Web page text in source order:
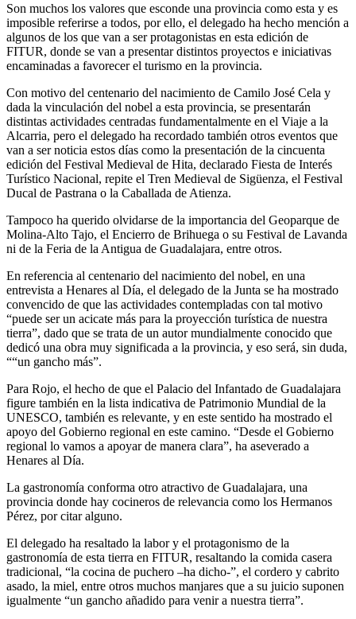
Son muchos los valores que esconde una provincia como esta y es
imposible referirse a todos, por ello, el delegado ha hecho mención a
algunos de los que van a ser protagonistas en esta edición de
FITUR, donde se van a presentar distintos proyectos e iniciativas
encaminadas a favorecer el turismo en la provincia.
Con motivo del centenario del nacimiento de Camilo José Cela y
dada la vinculación del nobel a esta provincia, se presentarán
distintas actividades centradas fundamentalmente en el Viaje a la
Alcarria, pero el delegado ha recordado también otros eventos que
van a ser noticia estos días como la presentación de la cincuenta
edición del Festival Medieval de Hita, declarado Fiesta de Interés
Turístico Nacional, repite el Tren Medieval de Sigüenza, el Festival
Ducal de Pastrana o la Caballada de Atienza.
Tampoco ha querido olvidarse de la importancia del Geoparque de
Molina-Alto Tajo, el Encierro de Brihuega o su Festival de Lavanda
ni de la Feria de la Antigua de Guadalajara, entre otros.
En referencia al centenario del nacimiento del nobel, en una
entrevista a Henares al Día, el delegado de la Junta se ha mostrado
convencido de que las actividades contempladas con tal motivo
“puede ser un acicate más para la proyección turística de nuestra
tierra”, dado que se trata de un autor mundialmente conocido que
dedicó una obra muy significada a la provincia, y eso será, sin duda,
““un gancho más”.
Para Rojo, el hecho de que el Palacio del Infantado de Guadalajara
figure también en la lista indicativa de Patrimonio Mundial de la
UNESCO, también es relevante, y en este sentido ha mostrado el
apoyo del Gobierno regional en este camino. “Desde el Gobierno
regional lo vamos a apoyar de manera clara”, ha aseverado a
Henares al Día.
La gastronomía conforma otro atractivo de Guadalajara, una
provincia donde hay cocineros de relevancia como los Hermanos
Pérez, por citar alguno.
El delegado ha resaltado la labor y el protagonismo de la
gastronomía de esta tierra en FITUR, resaltando la comida casera
tradicional, “la cocina de puchero –ha dicho-”, el cordero y cabrito
asado, la miel, entre otros muchos manjares que a su juicio suponen
igualmente “un gancho añadido para venir a nuestra tierra”.